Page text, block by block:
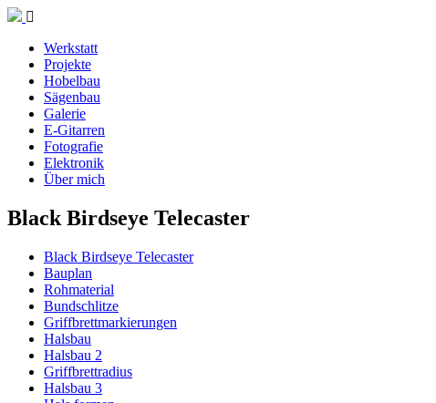
Werkstatt
Projekte
Hobelbau
Sägenbau
Galerie
E-Gitarren
Fotografie
Elektronik
Über mich
Black Birdseye Telecaster
Black Birdseye Telecaster
Bauplan
Rohmaterial
Bundschlitze
Griffbrettmarkierungen
Halsbau
Halsbau 2
Griffbrettradius
Halsbau 3